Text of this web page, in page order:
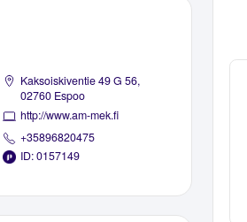
Kaksoiskiventie 49 G 56,
02760 Espoo
http://www.am-mek.fi
+35896820475
ID: 0157149